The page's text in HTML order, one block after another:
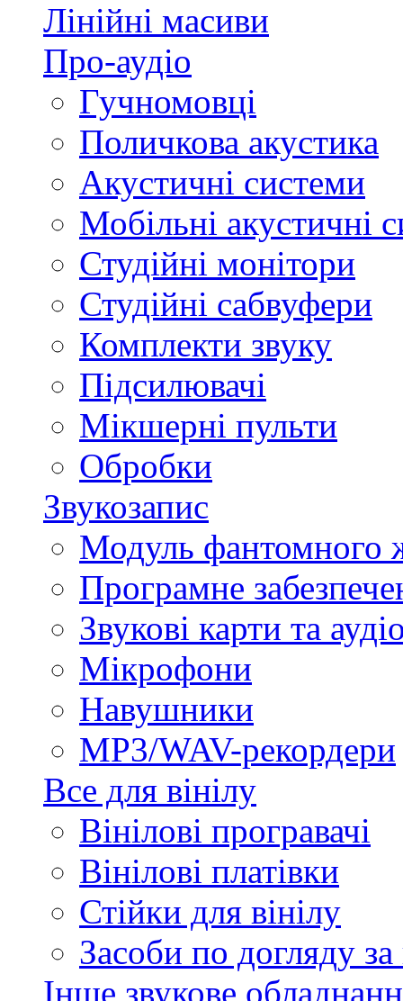
Лінійні масиви
Про-аудіо
Гучномовці
Поличкова акустика
Акустичні системи
Мобільні акустичні
Студійні монітори
Студійні сабвуфери
Комплекти звуку
Підсилювачі
Мікшерні пульти
Обробки
Звукозапис
Модуль фантомного
Програмне
Звукові карти та
Мікрофони
Навушники
MP3/WAV-рекордери
Все для вінілу
Вінілові програвачі
Вінілові платівки
Стійки для вінілу
Засоби по догляду за
Інше звукове